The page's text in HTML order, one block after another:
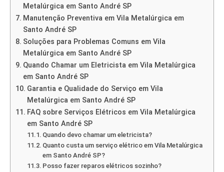
Metalúrgica em Santo André SP
Manutenção Preventiva em Vila Metalúrgica em
Santo André SP
Soluções para Problemas Comuns em Vila
Metalúrgica em Santo André SP
Quando Chamar um Eletricista em Vila Metalúrgica
em Santo André SP
Garantia e Qualidade do Serviço em Vila
Metalúrgica em Santo André SP
FAQ sobre Serviços Elétricos em Vila Metalúrgica
em Santo André SP
Quando devo chamar um eletricista?
Quanto custa um serviço elétrico em Vila Metalúrgica
em Santo André SP?
Posso fazer reparos elétricos sozinho?